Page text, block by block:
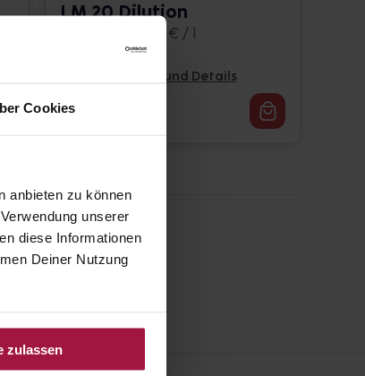
Cookies
anbieten zu können
unserer
diese Informationen
Deiner Nutzung
zulassen
LM 20 Dilution
10 ml • 1.662,00 € / l
Pflichtangaben und Details
16,62